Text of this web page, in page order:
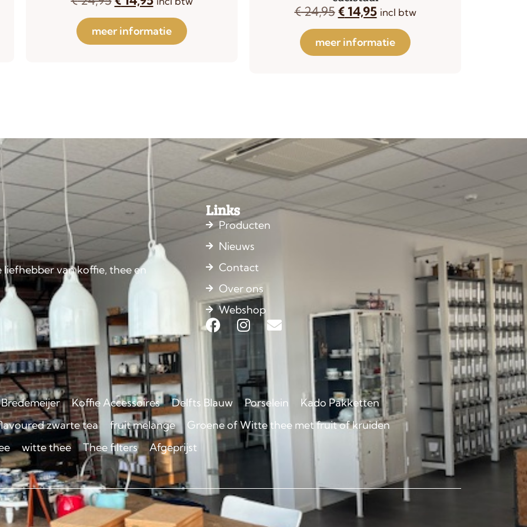
meer informatie
€24,95 €14,95 incl btw
meer informatie
van koffie, thee en
Links
Producten
Nieuws
Contact
Over ons
Webshop
Bredemeijer Koffie Accessoires Delfts Blauw Porselein
Kado Pakketten
zwarte tea fruit melange
Groene of Witte thee met fruit of kruiden
witte thee Thee filters Afgeprijst